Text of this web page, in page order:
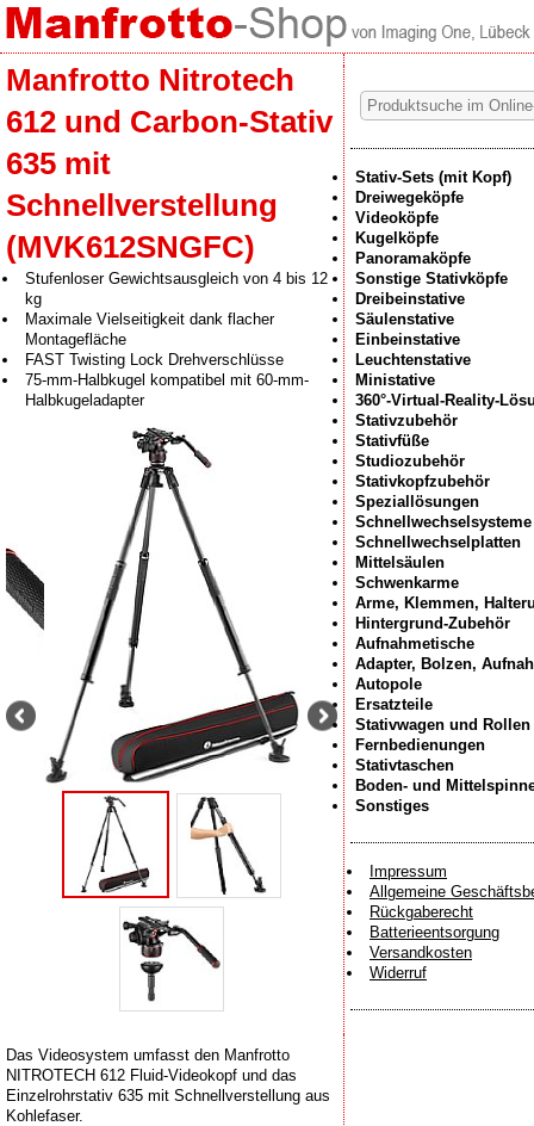
Manfrotto Nitrotech
612 und Carbon-Stativ
635 mit
Schnellverstellung
(MVK612SNGFC)
Stufenloser Gewichtsausgleich von 4 bis 12
kg
Maximale Vielseitigkeit dank flacher
Montagefläche
FAST Twisting Lock Drehverschlüsse
75-mm-Halbkugel kompatibel mit 60-mm-
Halbkugeladapter
Das Videosystem umfasst den Manfrotto
NITROTECH 612 Fluid-Videokopf und das
Einzelrohrstativ 635 mit Schnellverstellung aus
Kohlefaser.
Stativ-Sets (mit Kopf)
Dreiwegeköpfe
Videoköpfe
Kugelköpfe
Panoramaköpfe
Sonstige Stativköpfe
Dreibeinstative
Säulenstative
Einbeinstative
Leuchtenstative
Ministative
360°-Virtual-Reality-
Stativzubehör
Stativfüße
Studiozubehör
Stativkopfzubehör
Speziallösungen
Schnellwechselsysteme
Schnellwechselplatten
Mittelsäulen
Schwenkarme
Arme, Klemmen,
Hintergrund-Zubehör
Aufnahmetische
Adapter, Bolzen,
Autopole
Ersatzteile
Stativwagen und Rollen
Fernbedienungen
Stativtaschen
Boden- und
Sonstiges
Impressum
Allgemeine
Rückgaberecht
Batterieentsorgung
Versandkosten
Widerruf